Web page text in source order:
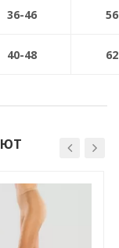
36-46
40-48